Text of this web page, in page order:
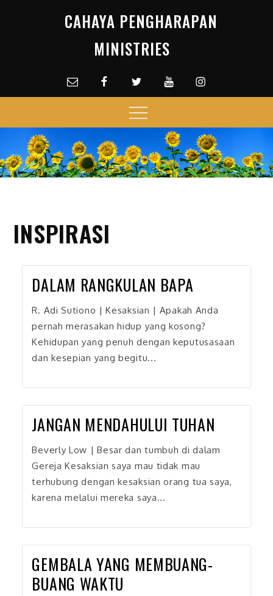
CAHAYA PENGHARAPAN
MINISTRIES
Email facebookTwitterYoutubeInstagram
Menu
INSPIRASI
DALAM RANGKULAN BAPA
R. Adi Sutiono | Kesaksian | Apakah Anda
pernah merasakan hidup yang kosong?
Kehidupan yang penuh dengan keputusasaan
dan kesepian yang begitu...
JANGAN MENDAHULUI TUHAN
Beverly Low | Besar dan tumbuh di dalam
Gereja Kesaksian saya mau tidak mau
terhubung dengan kesaksian orang tua saya,
karena melalui mereka saya...
GEMBALA YANG MEMBUANG-
BUANG WAKTU